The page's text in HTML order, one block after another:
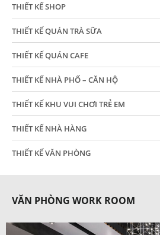
THIẾT KẾ SHOP
THIẾT KẾ QUÁN TRÀ SỮA
THIẾT KẾ QUÁN CAFE
THIẾT KẾ NHÀ PHỐ – CĂN HỘ
THIẾT KẾ KHU VUI CHƠI TRẺ EM
THIẾT KẾ NHÀ HÀNG
THIẾT KẾ VĂN PHÒNG
VĂN PHÒNG WORK ROOM